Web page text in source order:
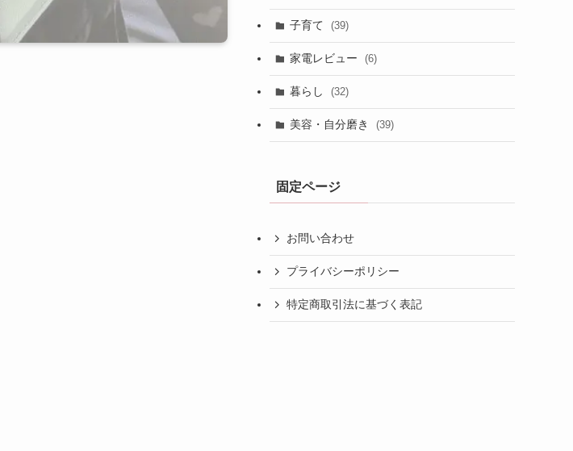
子育て (39)
家電レビュー (6)
暮らし (32)
美容・自分磨き (39)
固定ページ
お問い合わせ
プライバシーポリシー
特定商取引法に基づく表記